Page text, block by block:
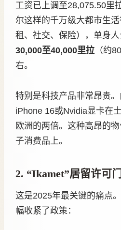
工资已上调至28,075.50里
尔这样的千万级大都市生
租、社交、保险），单身
30,000至40,000里拉（约
右。
特别是科技产品非常昂贵。
iPhone 16或Nvidia显卡在
欧洲的两倍。这种高昂的
子消费品上。
2. “Ikamet”居留许可
这是2025年最关键的痛点
幅收紧了政策：